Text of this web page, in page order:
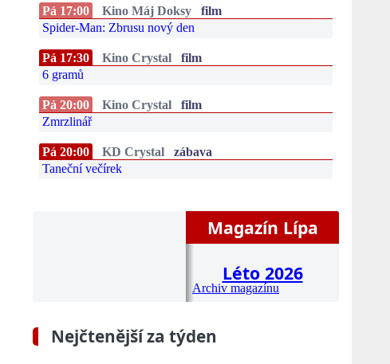
Pá 17:00 Kino Máj Doksy
film
Spider-Man: Zbrusu nový den
Pá 17:30 Kino Crystal
film
6 gramů
Pá 20:00 Kino Crystal
film
Zmrzlinář
Pá 20:00 KD Crystal
zábava
Taneční večírek
Magazín Lípa
Léto 2026
Archiv magazínu
Nejčtenější za týden